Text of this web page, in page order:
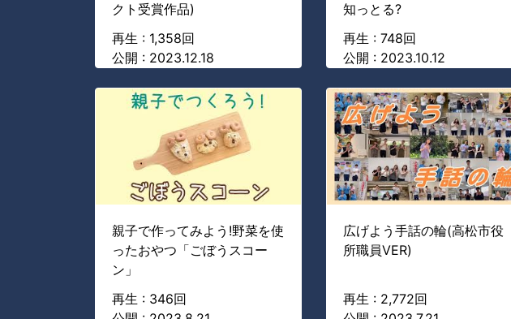
クト受賞作品)
再生 : 1,358回
公開 : 2023.12.18
知っとる?
再生 : 748回
公開 : 2023.10.12
親子で作ってみよう!野菜を使
ったおやつ「ごぼうスコー
ン」
再生 : 346回
広げよう手話の輪(高松市役
所職員VER)
再生 : 2,772回